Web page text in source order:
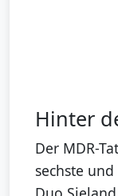
Hinter
Der MDR-
sechste